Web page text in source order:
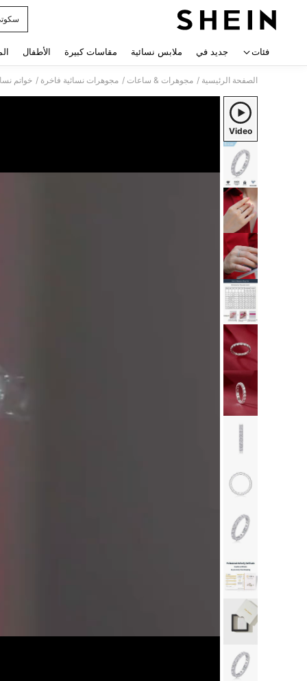
فئات جديد في ملابس نسائية مقاسات كبيرة الأطفال
الصفحة الرئيسية / مجوهرات & ساعات / مجوهرات نسائية فاخرة / خواتم
Video